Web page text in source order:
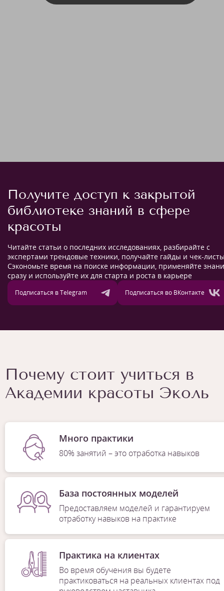
Получите доступ к закрытой
библиотеке знаний в сфере
красоты
Читайте статьи о последних исследованиях, разбирайте с
экспертами трендовые техники, получайте гайды и чек-
Сэкономьте время на поиске информации, применяйте
сразу и используйте их для старта и роста в карьере
Подписаться в Telegram Подписаться во ВКонтакте
Почему стоит учиться в
Академии красоты Эколь
Много практики
80% занятий – это отработка навыков
База постоянных моделей
Предоставляем моделей и гарантируем
отработку навыков на практике
Практика на клиентах
Во время обучения вы будете
практиковаться на реальных клиентах под